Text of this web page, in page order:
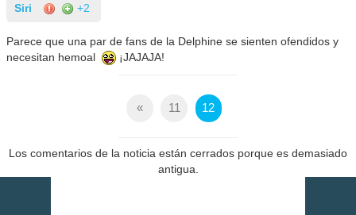
Siri +2
Parece que una par de fans de la Delphine se sienten ofendidos y
necesitan hemoal
¡JAJAJA!
« 11 12
Los comentarios de la noticia están cerrados porque es demasiado
antigua.